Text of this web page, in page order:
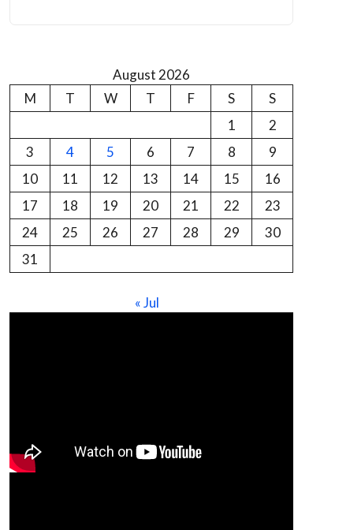
August 2026
M
T W T F S
S
1
2
3
4 5 6 7 8
9
10
11 12 13 14 15
16
17
18 19 20 21 22
23
24
25 26 27 28 29
30
31
« Jul